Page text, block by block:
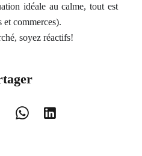
idéale au calme, tout est
et commerces).
soyez réactifs!